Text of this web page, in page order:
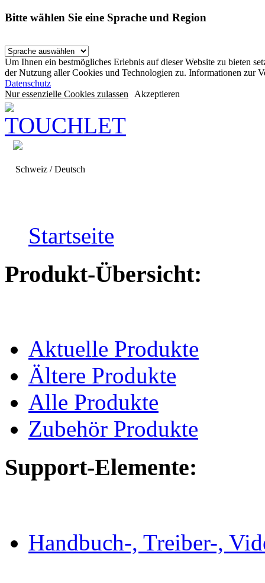
Bitte wählen Sie eine Sprache und Region
Um Ihnen ein bestmögliches Erlebnis auf dieser Website zu bieten
der Nutzung aller Cookies und Technologien zu. Informationen zur
Datenschutz
Nur essenzielle Cookies zulassen Akzeptieren
Schweiz / Deutsch
Startseite
Produkt-Übersicht:
Aktuelle Produkte
Ältere Produkte
Alle Produkte
Zubehör Produkte
Support-Elemente:
Handbuch-, Treiber-,